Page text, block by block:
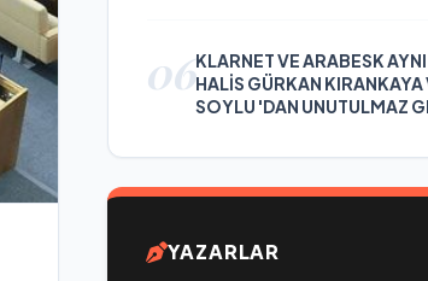
06KLARNET VE ARABESK
HALİS GÜRKAN KIRANKAYA
SOYLU 'DAN UNUTULMAZ
YAZARLAR